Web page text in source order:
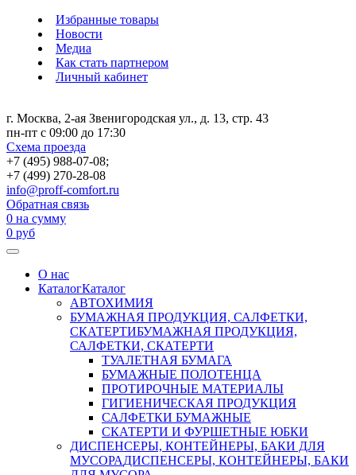
Избранные товары
Новости
Медиа
Как стать партнером
Личный кабинет
г. Москва, 2-ая Звенигородская ул., д. 13, стр. 43
пн-пт с 09:00 до 17:30
Схема проезда
+7 (495) 988-07-08;
+7 (499) 270-28-08
info@proff-comfort.ru
Обратная связь
0 на сумму
0 руб
О нас
КаталогКаталог
АВТОХИМИЯ
БУМАЖНАЯ ПРОДУКЦИЯ, САЛФЕТКИ,
СКАТЕРТИБУМАЖНАЯ ПРОДУКЦИЯ,
САЛФЕТКИ, СКАТЕРТИ
ТУАЛЕТНАЯ БУМАГА
БУМАЖНЫЕ ПОЛОТЕНЦА
ПРОТИРОЧНЫЕ МАТЕРИАЛЫ
ГИГИЕНИЧЕСКАЯ ПРОДУКЦИЯ
САЛФЕТКИ БУМАЖНЫЕ
СКАТЕРТИ И ФУРШЕТНЫЕ ЮБКИ
ДИСПЕНСЕРЫ, КОНТЕЙНЕРЫ, БАКИ ДЛЯ
МУСОРАДИСПЕНСЕРЫ, КОНТЕЙНЕРЫ, БАКИ